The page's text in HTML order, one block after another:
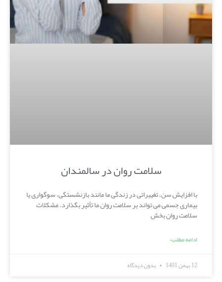
سلامت روان در سالمندان
با افزایش سن، تغییراتی در زندگی ما مانند بازنشستگی، سوگواری یا
بیماری جسمی می تواند بر سلامت روان ما تأثیر بگذارد. مشکلات
سلامت روان بخش
ادامه مطلب»
12 بهمن 1401 بدون دیدگاه